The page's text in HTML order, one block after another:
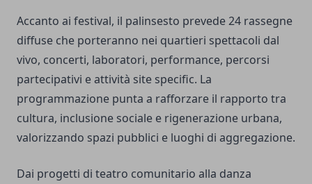
Accanto ai festival, il palinsesto prevede 24 rassegne
diffuse che porteranno nei quartieri spettacoli dal
vivo, concerti, laboratori, performance, percorsi
partecipativi e attività site specific. La
programmazione punta a rafforzare il rapporto tra
cultura, inclusione sociale e rigenerazione urbana,
valorizzando spazi pubblici e luoghi di aggregazione.
Dai progetti di teatro comunitario alla danza